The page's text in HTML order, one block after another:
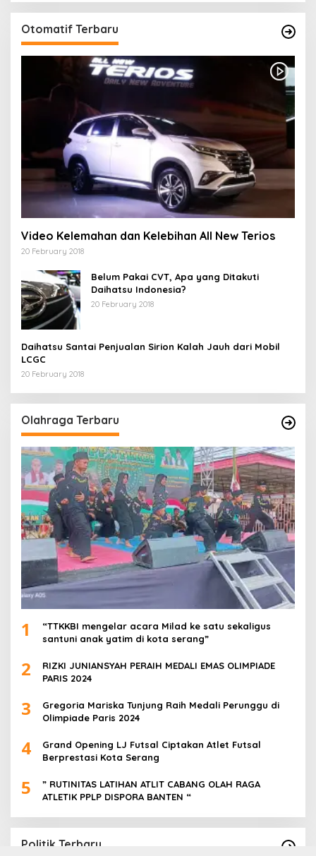
Otomatif Terbaru
Video Kelemahan dan Kelebihan All New Terios
20 February 2018
Belum Pakai CVT, Apa yang Ditakuti
Daihatsu Indonesia?
20 February 2018
Daihatsu Santai Penjualan Sirion Kalah Jauh dari Mobil
LCGC
20 February 2018
Olahraga Terbaru
1
“TTKKBI mengelar acara Milad ke satu sekaligus
santuni anak yatim di kota serang”
2
RIZKI JUNIANSYAH PERAIH MEDALI EMAS OLIMPIADE
PARIS 2024
3
Gregoria Mariska Tunjung Raih Medali Perunggu di
Olimpiade Paris 2024
4
Grand Opening LJ Futsal Ciptakan Atlet Futsal
Berprestasi Kota Serang
5
” RUTINITAS LATIHAN ATLIT CABANG OLAH RAGA
ATLETIK PPLP DISPORA BANTEN “
Politik Terbaru